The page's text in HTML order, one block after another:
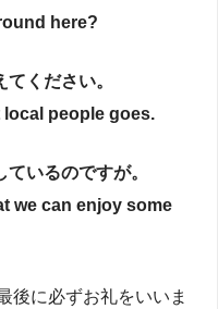
here?
ください。
local people goes.
いるのですが。
we can enjoy some
後に必ずお礼をいいま